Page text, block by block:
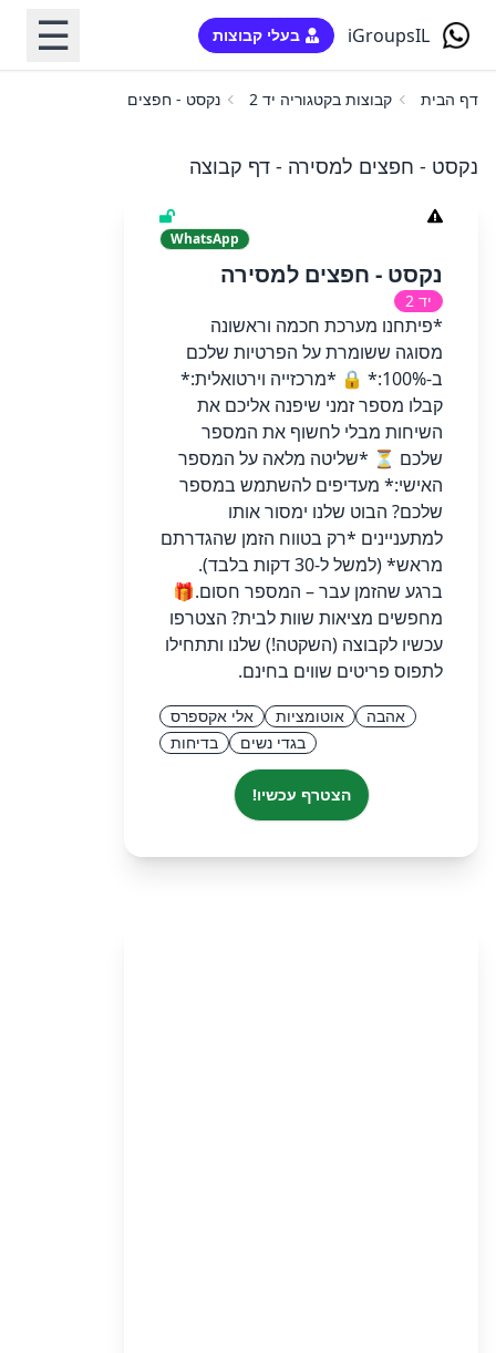
iGroupsIL בעלי קבוצות ☰
דף הבית קבוצות בקטגוריה יד 2 נקסט - חפצים למסירה
נקסט - חפצים למסירה - דף קבוצה
WhatsApp
נקסט - חפצים למסירה
יד 2
*​פיתחנו מערכת חכמה וראשונה
מסוגה ששומרת על הפרטיות שלכם
ב-100%:* 🔒 *מרכזייה וירטואלית:*
קבלו מספר זמני שיפנה אליכם את
השיחות מבלי לחשוף את המספר
שלכם ⏳ *שליטה מלאה על המספר
האישי:* מעדיפים להשתמש במספר
שלכם? הבוט שלנו ימסור אותו
למתעניינים *רק בטווח הזמן שהגדרתם
מראש* (למשל ל-30 דקות בלבד).
ברגע שהזמן עבר – המספר חסום. ​🎁
מחפשים מציאות שוות לבית? הצטרפו
עכשיו לקבוצה (השקטה!) שלנו ותתחילו
לתפוס פריטים שווים בחינם.
אהבה אוטומציות
אלי אקספרס
בגדי נשים
בדיחות
הצטרף עכשיו!